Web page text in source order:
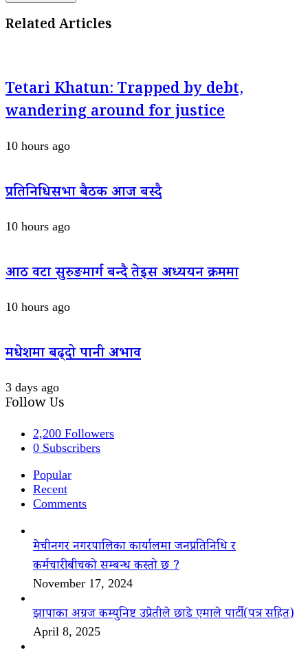
Related Articles
Tetari Khatun: Trapped by debt,
wandering around for justice
10 hours ago
प्रतिनिधिसभा बैठक आज बस्दै
10 hours ago
आठ वटा सुरुङमार्ग बन्दै तेइस अध्ययन क्रममा
10 hours ago
मधेशमा बढ्दो पानी अभाव
3 days ago
Follow Us
2,200 Followers
0 Subscribers
Popular
Recent
Comments
मेचीनगर नगरपालिका कार्यालमा जनप्रतिनिधि र
कर्मचारीबीचको सम्बन्ध कस्तो छ ?
November 17, 2024
झापाका अग्रज कम्युनिष्ट उप्रेतीले छाडे एमाले पार्टी(पत्र सहित)
April 8, 2025